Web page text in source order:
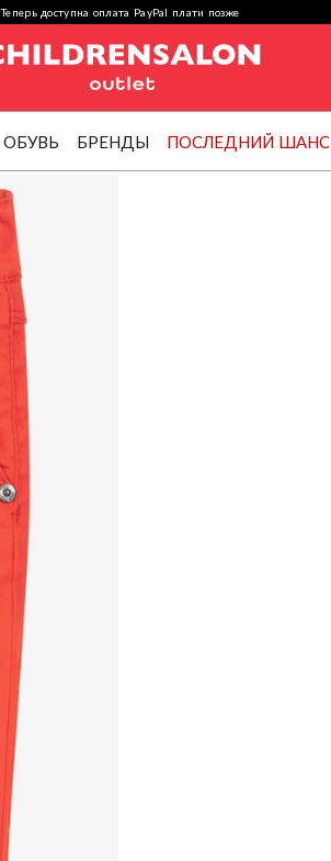
Теперь доступна оплата PayPal плати позже
ОБУВЬ БРЕНДЫ ПОСЛЕДНИЙ ШАНС